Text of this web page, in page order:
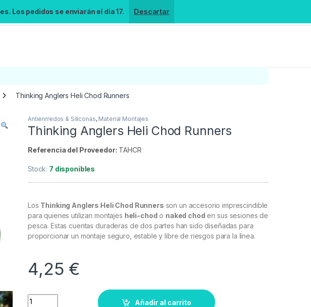
Los pedidos se enviarán el día 17. Descartar
de búsqueda.
Thinking Anglers Heli Chod Runners
Antienrredos & Siliconas, Material Montajes
Thinking Anglers Heli Chod Runners
Referencia del Proveedor: TAHCR
Stock: 7 disponibles
Los Thinking Anglers Heli Chod Runners son un accesorio imprescindible
para quienes utilizan montajes heli-chod o naked chod en sus sesiones de
pesca. Estas cuentas duraderas de dos partes han sido diseñadas para
proporcionar un montaje seguro, estable y libre de riesgos para la línea.
4,25 €
Añadir al carrito